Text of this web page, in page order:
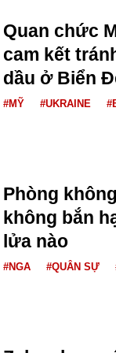
Quan chức
cam kết
dầu ở Biển
#MỸ #UKRAINE
Phòng
không bắn
lửa nào
#NGA #QUÂN SỰ